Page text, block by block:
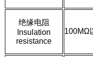
绝缘电阻
Insulation
resistance
100MΩ